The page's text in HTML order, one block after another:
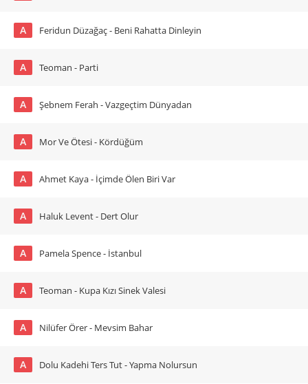
A Feridun Düzağaç - Beni Rahatta Dinleyin
A Teoman - Parti
A Şebnem Ferah - Vazgeçtim Dünyadan
A Mor Ve Ötesi - Kördüğüm
A Ahmet Kaya - İçimde Ölen Biri Var
A Haluk Levent - Dert Olur
A Pamela Spence - İstanbul
A Teoman - Kupa Kızı Sinek Valesi
A Nilüfer Örer - Mevsim Bahar
A Dolu Kadehi Ters Tut - Yapma Nolursun